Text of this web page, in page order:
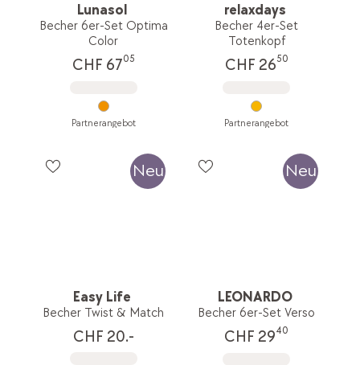
Lunasol
Becher 6er-Set Optima
Color
CHF 6705
Partnerangebot
relaxdays
Becher 4er-Set
Totenkopf
CHF 2650
Partnerangebot
Neu
Easy Life
Becher Twist & Match
CHF 20.-
Neu
LEONARDO
Becher 6er-Set Verso
CHF 2940